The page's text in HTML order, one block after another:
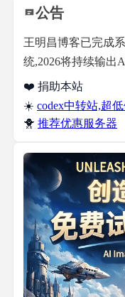
公告
王明昌博客已完成
统,2026将持续输出
❤️ 捐助本站
☀️ codex中转站,超
🐥 推荐优惠服务器